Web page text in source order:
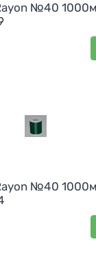
№40 1000м
№40 1000м